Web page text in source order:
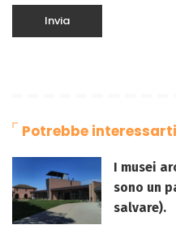
Potrebbe
I musei
sono un
salvare).